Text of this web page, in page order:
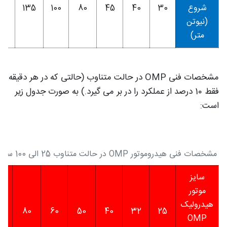
شروع
(نیوتن
متر)
30
40
45
80
100
135
مشخصات فنی OMP در حالت متناوب (حالتی که در هر دقیقه
فقط 10 درصد از عملکرد را در بر می گیرد.) به صورت جدول زیر
است:
مشخصات فنی هیدروموتور OMP در حالت متناوب 25 الی 100 سی سی
سایز
موتور
هیدرولیک
OMP
25
32
40
50
60
80